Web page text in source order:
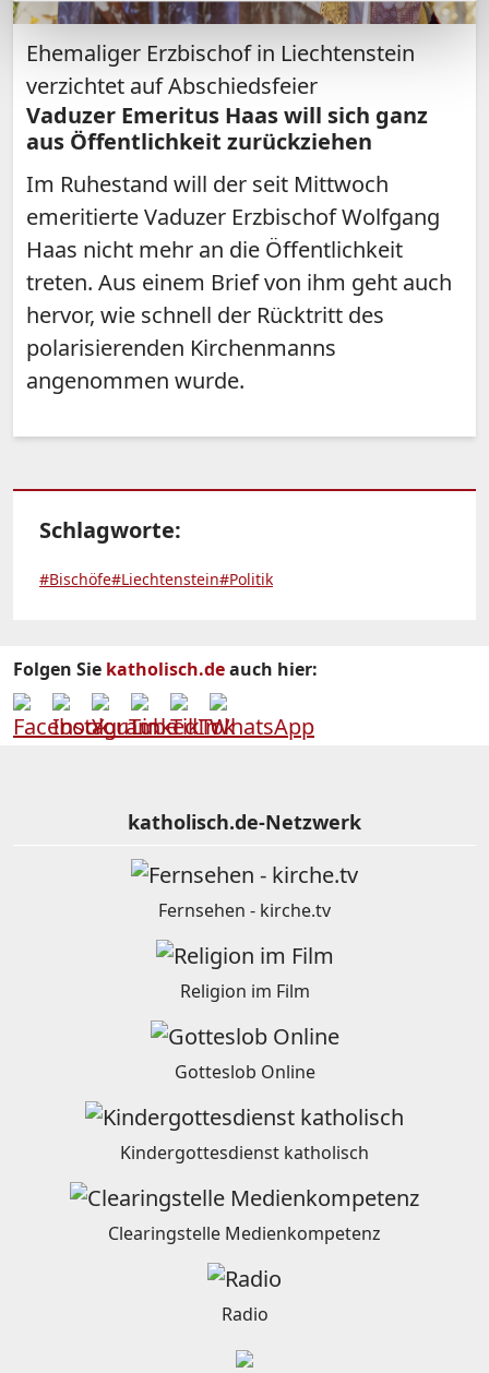
Ehemaliger Erzbischof in Liechtenstein
verzichtet auf Abschiedsfeier
Vaduzer Emeritus Haas will sich ganz
aus Öffentlichkeit zurückziehen
Im Ruhestand will der seit Mittwoch
emeritierte Vaduzer Erzbischof Wolfgang
Haas nicht mehr an die Öffentlichkeit
treten. Aus einem Brief von ihm geht auch
hervor, wie schnell der Rücktritt des
polarisierenden Kirchenmanns
angenommen wurde.
Schlagworte:
#Bischöfe#Liechtenstein#Politik
Folgen Sie katholisch.deauch hier:
katholisch.de-Netzwerk
Fernsehen - kirche.tv
Religion im Film
Gotteslob Online
Kindergottesdienst katholisch
Clearingstelle Medienkompetenz
Radio